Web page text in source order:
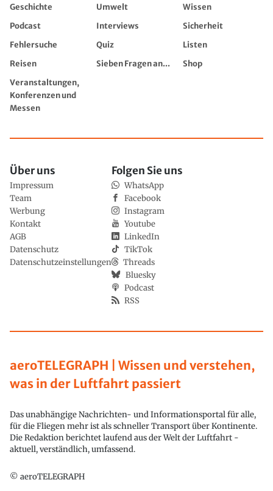
Geschichte Umwelt
Wissen
Podcast
Interviews
Sicherheit
Fehlersuche
Quiz
Listen
Reisen
Sieben Fragen an...
Shop
Veranstaltungen,
Konferenzen und
Messen
aeroTELEGRAPH | Wissen und verstehen,
was in der Luftfahrt passiert
Das unabhängige Nachrichten- und Informationsportal für alle,
für die Fliegen mehr ist als schneller Transport über Kontinente.
Die Redaktion berichtet laufend aus der Welt der Luftfahrt -
aktuell, verständlich, umfassend.
© aeroTELEGRAPH
Über uns
Impressum
Team
Werbung
Kontakt
AGB
Datenschutz
Datenschutzeinstellungen
Folgen Sie uns
WhatsApp
Facebook
Instagram
Youtube
LinkedIn
TikTok
Threads
Bluesky
Podcast
RSS